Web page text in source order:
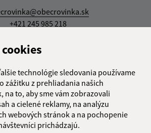
technológie sledovania používame
zážitku z prehliadania našich
na to, aby sme vám zobrazovali
a cielené reklamy, na analýzu
webových stránok a na pochopenie
prichádzajú.
+421 245 985 218
IČO: 00305057